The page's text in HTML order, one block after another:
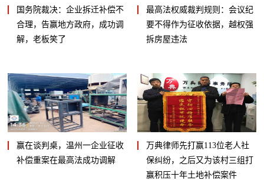
国务院裁决：企业拆迁补偿不
合理，告赢地方政府，成功调
解，老板笑了
最高法权威裁判规则：会议纪
要不得作为征收依据，越权强
拆房屋违法
赢在谈判桌，温州一企业征收
补偿重案在最高法成功调解
万典律师先打赢113位老人社
保纠纷，之后又为该村三组打
赢积压十年土地补偿案件